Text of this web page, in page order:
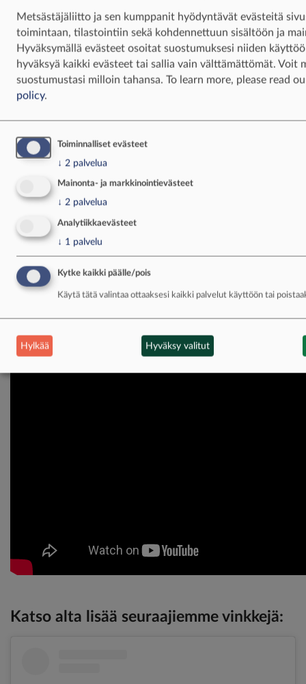
Miten aloittaa metsästäminen ja muut
usein kysytyt kysymykset
Miten pääsee metsästysseuran jäseneksi?
Metsästys ilman metsästysseuraa: metsästä
valtion mailla
metsästäjän asia
Katso videolta, mitä tapahtuu
metsästyampumakokeessa:
Jos aiot metsästää kuusipeuraa, saksanhirveä,
japaninpeuraa, metsäkaurista, hirveä,
valkohäntäpeuraa, metsäpeuraa, karhua tai
villisikaa rihlatulla luotiaseella, tarvitset
metsästyskortin lisäksi hyväksytysti
Ampumakokeiden
vaatimuksista ja vastaanottamisesta vastaa
riistakeskus.
Katso alta lisää seuraajiemme vinkkejä:
Metsästäjäliitto ja sen kumppanit hyödyntävät evästeitä
toimintaan, tilastointiin sekä kohdennettuun sisältöön ja
Hyväksymällä evästeet osoitat suostumuksesi niiden
hyväksyä kaikki evästeet tai sallia vain välttämättömät. Voit
suostumustasi milloin tahansa. To learn more, please read
policy.
Toiminnalliset evästeet
↓ 2 palvelua
Mainonta- ja markkinointievästeet
↓ 2 palvelua
Analytiikkaevästeet
↓ 1 palvelu
Kytke kaikki päälle/pois
Käytä tätä valintaa ottaaksesi kaikki palvelut käyttöön tai
Hylkää Hyväksy valitut